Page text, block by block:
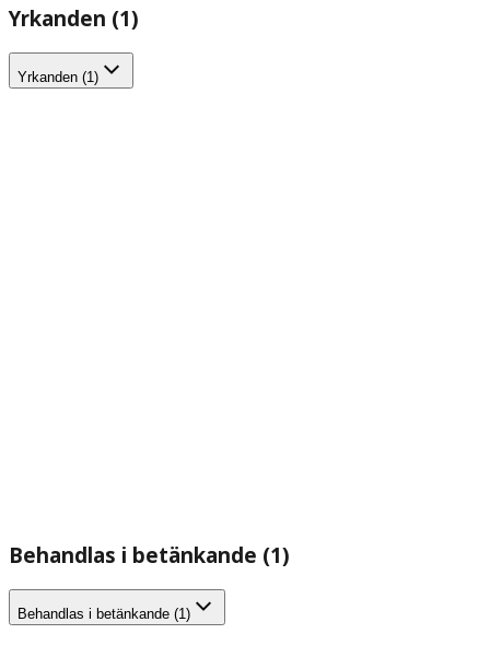
Yrkanden (1)
Yrkanden (1)
Behandlas i betänkande (1)
Behandlas i betänkande (1)